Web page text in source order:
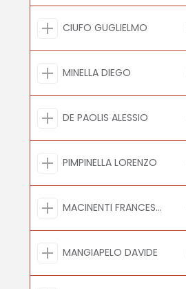
CIUFO GUGLIELMO
MINELLA DIEGO
DE PAOLIS ALESSIO
PIMPINELLA LORENZO
MACINENTI FRANCESCA
MANGIAPELO DAVIDE